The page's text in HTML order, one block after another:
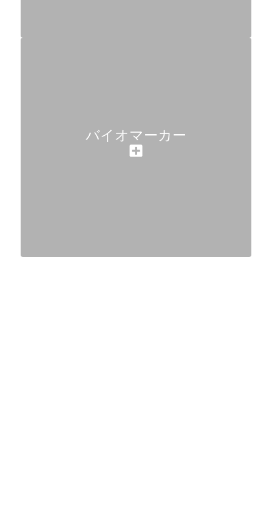
バイオマーカー